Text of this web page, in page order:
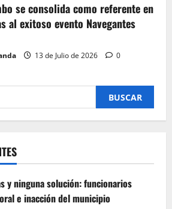
se consolida como referente en
al exitoso evento Navegantes
13 de Julio de 2026 0
y ninguna solución: funcionarios
e inacción del municipio